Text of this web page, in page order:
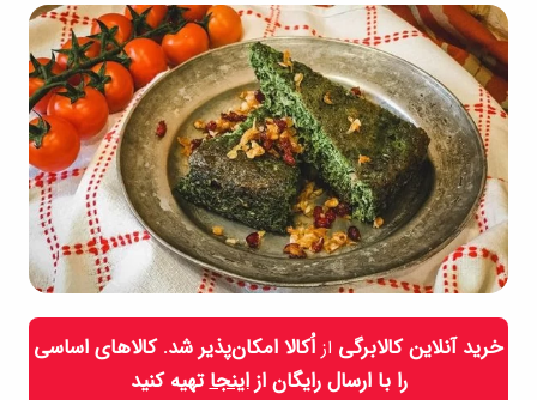
خرید آنلاین کالابرگی از اُکالا امکان‌پذیر شد. کالاهای اساسی
را با ارسال رایگان ازاینجاتهیه کنید